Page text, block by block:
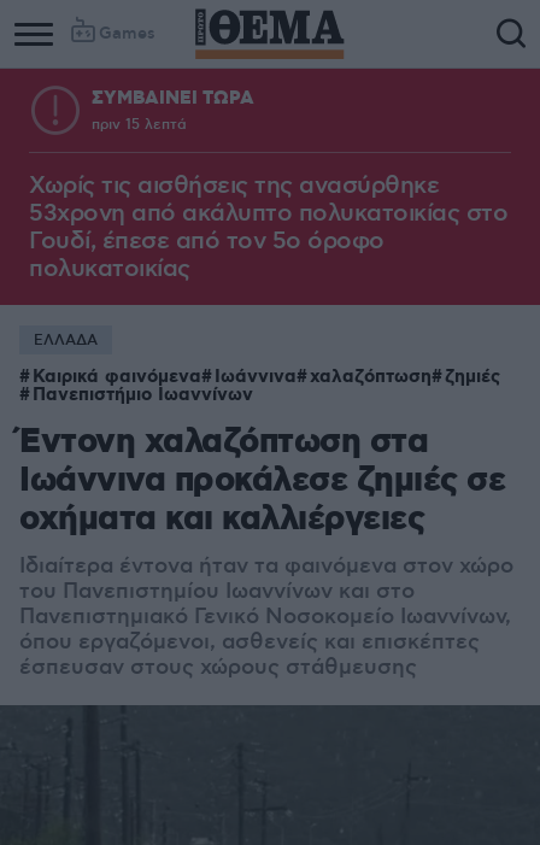
Games
ΣΥΜΒΑΙΝΕΙ ΤΩΡΑ
πριν 15 λεπτά
Χωρίς τις αισθήσεις της ανασύρθηκε
53χρονη από ακάλυπτο πολυκατοικίας στο
Γουδί, έπεσε από τον 5ο όροφο
πολυκατοικίας
ΕΛΛΑΔΑ
Καιρικά φαινόμενα Ιωάννινα χαλαζόπτωση ζημιές
Πανεπιστήμιο Ιωαννίνων
Έντονη χαλαζόπτωση στα
Ιωάννινα προκάλεσε ζημιές σε
οχήματα και καλλιέργειες
Ιδιαίτερα έντονα ήταν τα φαινόμενα στον χώρο
του Πανεπιστημίου Ιωαννίνων και στο
Πανεπιστημιακό Γενικό Νοσοκομείο Ιωαννίνων,
όπου εργαζόμενοι, ασθενείς και επισκέπτες
έσπευσαν στους χώρους στάθμευσης